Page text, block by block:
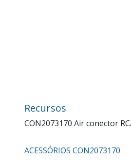
Recursos
CON2073170 Air conector
ACESSÓRIOS CON2073170